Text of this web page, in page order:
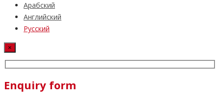
Арабский
Английский
Русский
×
Enquiry form